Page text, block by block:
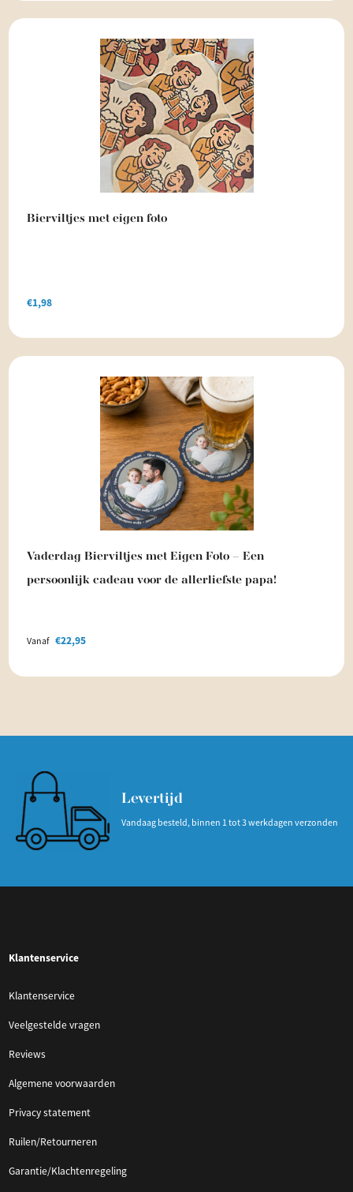
Bierviltjes met eigen foto
€1,98
Vaderdag Bierviltjes met Eigen Foto – Een
persoonlijk cadeau voor de allerliefste papa!
Vanaf €22,95
Levertijd
Vandaag besteld, binnen 1 tot 3 werkdagen verzonden
Klantenservice
Klantenservice
Veelgestelde vragen
Reviews
Algemene voorwaarden
Privacy statement
Ruilen/Retourneren
Garantie/Klachtenregeling